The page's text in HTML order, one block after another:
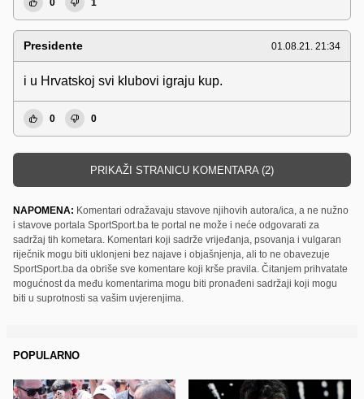
0 1
Presidente 01.08.21. 21:34
i u Hrvatskoj svi klubovi igraju kup.
0 0
PRIKAŽI STRANICU KOMENTARA (2)
NAPOMENA: Komentari odražavaju stavove njihovih autora/ica, a ne nužno
i stavove portala SportSport.ba te portal ne može i neće odgovarati za
sadržaj tih kometara. Komentari koji sadrže vrijeđanja, psovanja i vulgaran
riječnik mogu biti uklonjeni bez najave i objašnjenja, ali to ne obavezuje
SportSport.ba da obriše sve komentare koji krše pravila. Čitanjem prihvatate
mogućnost da među komentarima mogu biti pronađeni sadržaji koji mogu
biti u suprotnosti sa vašim uvjerenjima.
POPULARNO